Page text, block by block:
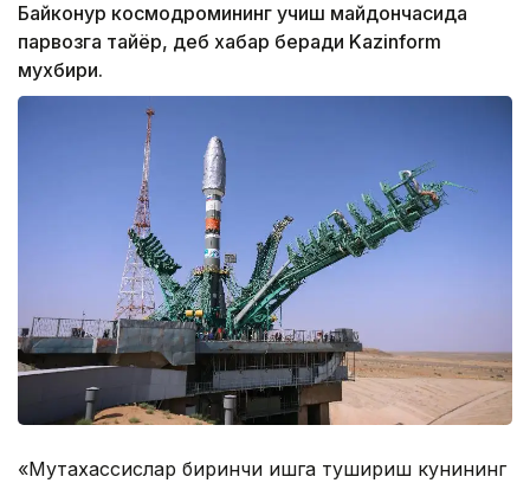
Байконур космодромининг учиш майдончасида
парвозга тайёр, деб хабар беради Kazinform
мухбири.
«Мутахассислар биринчи ишга тушириш кунининг